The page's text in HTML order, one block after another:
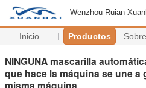
Wenzhou Ruian
Inicio Productos
NINGUNA mascarilla
que hace la máquina se une a